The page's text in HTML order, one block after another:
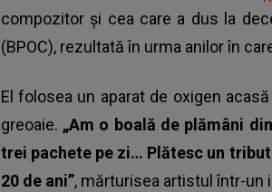
compozitor și cea care a dus la
(BPOC), rezultată în urma anilor în
El folosea un aparat de oxigen
greoaie. „Am o boală de plămâni
trei pachete pe zi… Plătesc un
20 de ani”, mărturisea artistul într-un